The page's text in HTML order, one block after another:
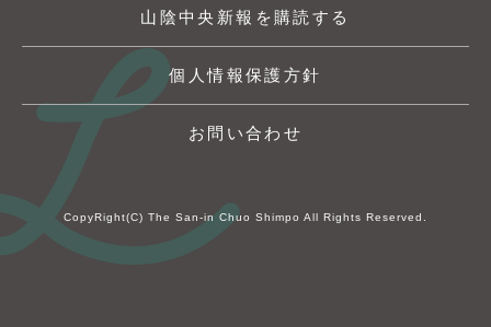
山陰中央新報を購読する
個人情報保護方針
お問い合わせ
CopyRight(C) The San-in Chuo Shimpo All Rights Reserved.